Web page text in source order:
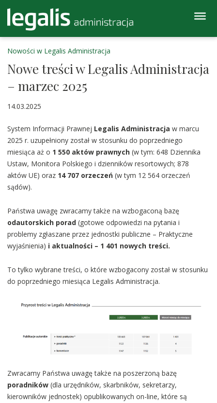
Nowości w Legalis Administracja
Nowe treści w Legalis Administracja
– marzec 2025
14.03.2025
System Informacji Prawnej Legalis Administracja w marcu
2025 r. uzupełniony został w stosunku do poprzedniego
miesiąca aż o 1 550 aktów prawnych (w tym: 648 Dziennika
Ustaw, Monitora Polskiego i dzienników resortowych; 878
aktów UE) oraz 14 707 orzeczeń (w tym 12 564 orzeczeń
sądów).
Państwa uwagę zwracamy także na wzbogaconą bazę
odautorskich porad (gotowe odpowiedzi na pytania i
problemy zgłaszane przez jednostki publiczne – Praktyczne
wyjaśnienia) i aktualności – 1 401 nowych treści.
To tylko wybrane treści, o które wzbogacony został w stosunku
do poprzedniego miesiąca Legalis Administracja.
Zwracamy Państwa uwagę także na poszerzoną bazę
poradników (dla urzędników, skarbników, sekretarzy,
kierowników jednostek) opublikowanych on-line, które są